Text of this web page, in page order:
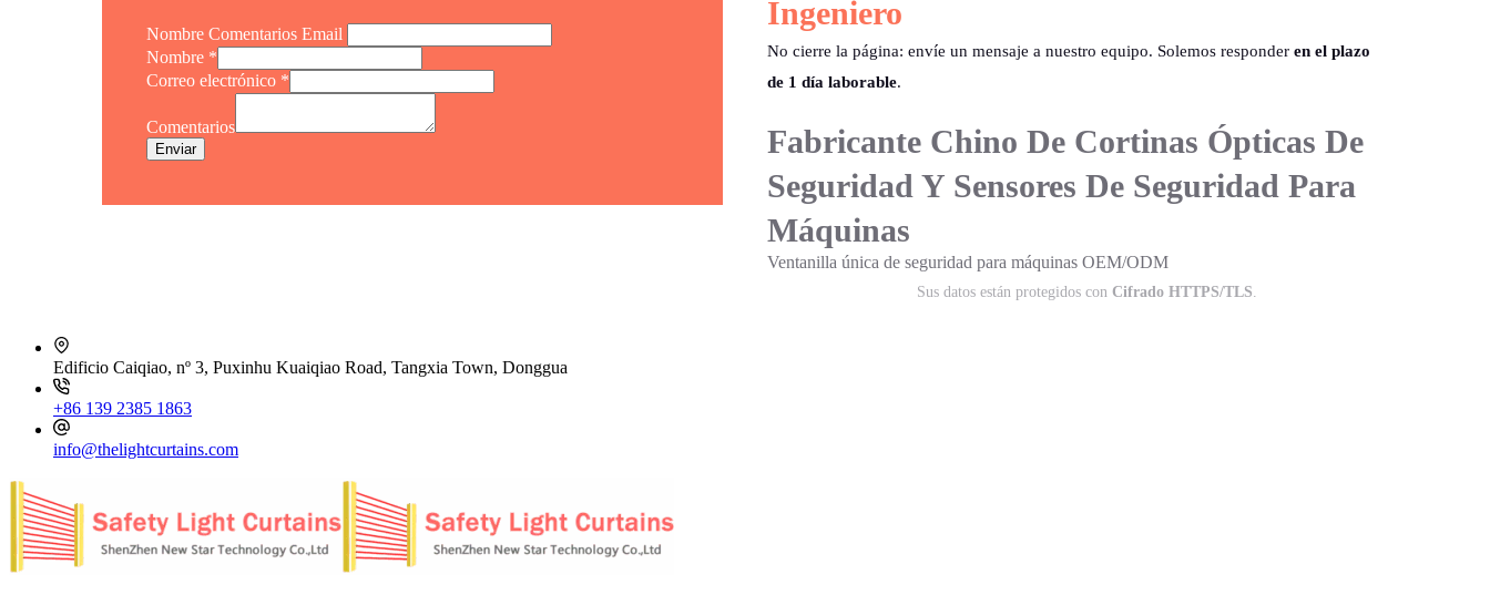
Nombre Comentarios Email
Nombre *
Correo electrónico *
Comentarios
Enviar
Ingeniero
No cierre la página: envíe un mensaje a nuestro equipo. Solemos responder en el plazo
de 1 día laborable.
Fabricante Chino De Cortinas Ópticas De
Seguridad Y Sensores De Seguridad Para
Máquinas
Ventanilla única de seguridad para máquinas OEM/ODM
Sus datos están protegidos con Cifrado HTTPS/TLS
Edificio Caiqiao, nº 3, Puxinhu Kuaiqiao Road, Tangxia Town, Donggua
+86 139 2385 1863
info@thelightcurtains.com